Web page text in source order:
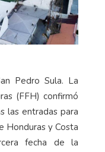
Pedro Sula. La
(FFH) confirmó
las entradas para
Honduras y Costa
fecha de la